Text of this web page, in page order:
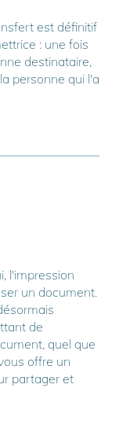
est définitif
: une fois
destinataire,
personne qui l'a
l'impression
un document.
de
quel que
offre un
partager et